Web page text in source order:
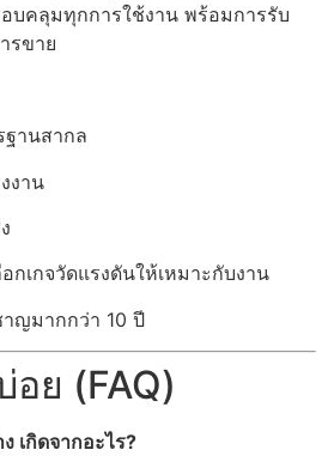
บคลุมทุกการใช้งาน พร้อมการรับ
รขาย
านสากล
งาน
กเกจวัดแรงดันให้เหมาะกับงาน
ญมากกว่า 10 ปี
ย (FAQ)
เกิดจากอะไร?